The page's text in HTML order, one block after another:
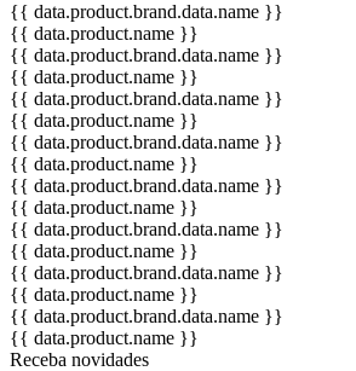
{{ data.product.brand.data.name }}
{{ data.product.name }}
{{ data.product.brand.data.name }}
{{ data.product.name }}
{{ data.product.brand.data.name }}
{{ data.product.name }}
{{ data.product.brand.data.name }}
{{ data.product.name }}
{{ data.product.brand.data.name }}
{{ data.product.name }}
{{ data.product.brand.data.name }}
{{ data.product.name }}
{{ data.product.brand.data.name }}
{{ data.product.name }}
{{ data.product.brand.data.name }}
{{ data.product.name }}
Receba novidades